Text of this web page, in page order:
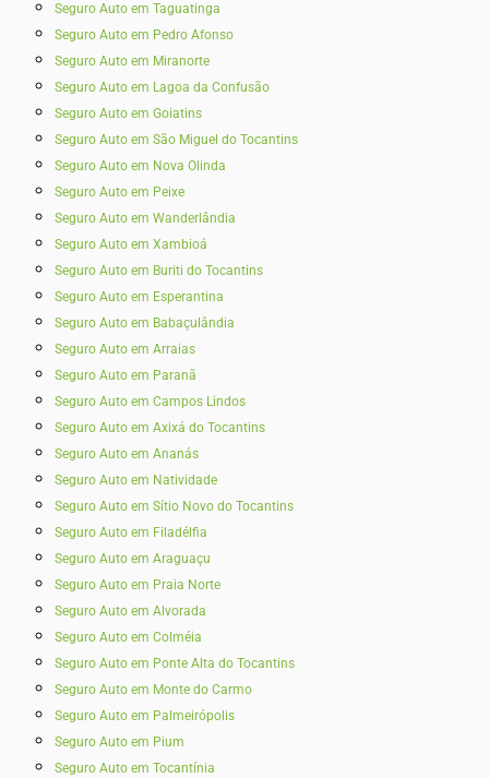
Seguro Auto em Taguatinga
Seguro Auto em Pedro Afonso
Seguro Auto em Miranorte
Seguro Auto em Lagoa da Confusão
Seguro Auto em Goiatins
Seguro Auto em São Miguel do Tocantins
Seguro Auto em Nova Olinda
Seguro Auto em Peixe
Seguro Auto em Wanderlândia
Seguro Auto em Xambioá
Seguro Auto em Buriti do Tocantins
Seguro Auto em Esperantina
Seguro Auto em Babaçulândia
Seguro Auto em Arraias
Seguro Auto em Paranã
Seguro Auto em Campos Lindos
Seguro Auto em Axixá do Tocantins
Seguro Auto em Ananás
Seguro Auto em Natividade
Seguro Auto em Sítio Novo do Tocantins
Seguro Auto em Filadélfia
Seguro Auto em Araguaçu
Seguro Auto em Praia Norte
Seguro Auto em Alvorada
Seguro Auto em Colméia
Seguro Auto em Ponte Alta do Tocantins
Seguro Auto em Monte do Carmo
Seguro Auto em Palmeirópolis
Seguro Auto em Pium
Seguro Auto em Tocantínia